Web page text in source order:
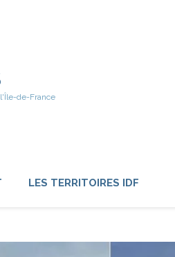
de-France
LES TERRITOIRES IDF